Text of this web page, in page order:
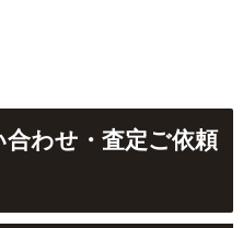
わせ・査定ご依頼